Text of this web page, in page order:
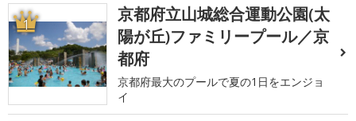
1
京都府立山城総合運動公園(太
陽が丘)ファミリープール／京
都府
京都府最大のプールで夏の1日をエンジョ
イ